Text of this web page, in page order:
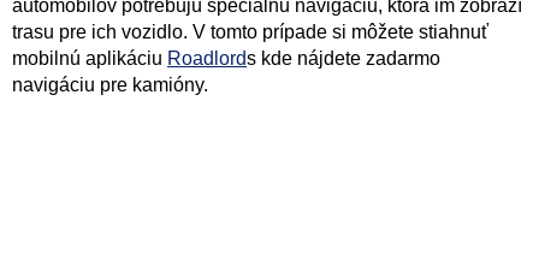
automobilov potrebujú špeciálnu navigáciu, ktorá im zobrazí
trasu pre ich vozidlo. V tomto prípade si môžete stiahnuť
mobilnú aplikáciu Roadlords kde nájdete zadarmo
navigáciu pre kamióny.